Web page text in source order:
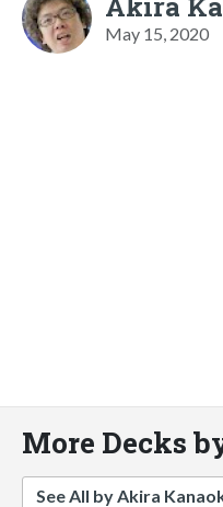
May 15, 2020
More Decks
See All by Akira